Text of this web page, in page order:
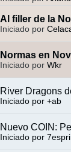
Al filler de la
Iniciado por
Normas en
Iniciado por Wkr
River Dragons
Iniciado por +ab
Nuevo COIN:
Iniciado por